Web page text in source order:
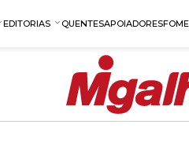
EDITORIAS QUENTESAPOIADORES